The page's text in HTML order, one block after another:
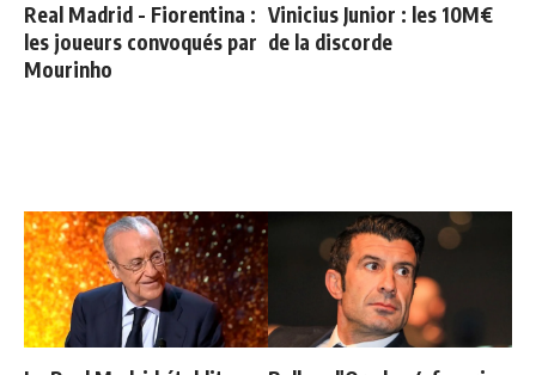
Real Madrid - Fiorentina :
les joueurs convoqués par
Mourinho
Vinicius Junior : les 10M€
de la discorde